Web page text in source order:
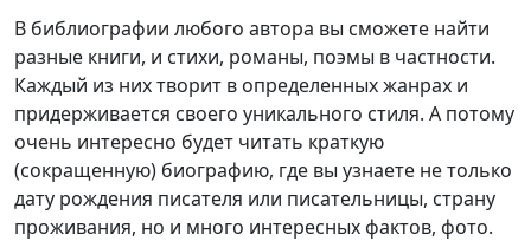
В библиографии любого автора вы сможете найти
разные книги, и стихи, романы, поэмы в частности.
Каждый из них творит в определенных жанрах и
придерживается своего уникального стиля. А потому
очень интересно будет читать краткую
(сокращенную) биографию, где вы узнаете не только
дату рождения писателя или писательницы, страну
проживания, но и много интересных фактов, фото.